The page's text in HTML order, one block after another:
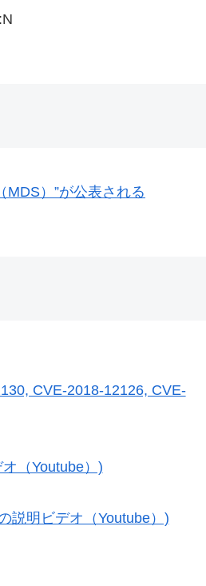
）”が公表される
CVE-2018-12126, CVE-
（Youtube）)
説明ビデオ（Youtube）)